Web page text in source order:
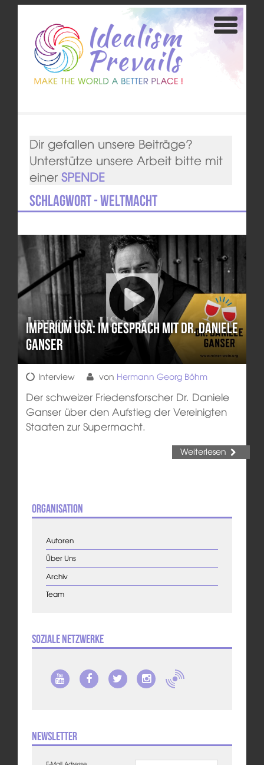
Dir gefallen unsere Beiträge?
Unterstütze unsere Arbeit bitte mit
einer SPENDE
Schlagwort - Weltmacht
Imperium USA: Im Gespräch mit Dr. Daniele
Ganser
Interview von Hermann Georg Böhm
Der schweizer Friedensforscher Dr. Daniele
Ganser über den Aufstieg der Vereinigten
Staaten zur Supermacht.
Weiterlesen
Organisation
Autoren
Über Uns
Archiv
Team
Soziale Netzwerke
Newsletter